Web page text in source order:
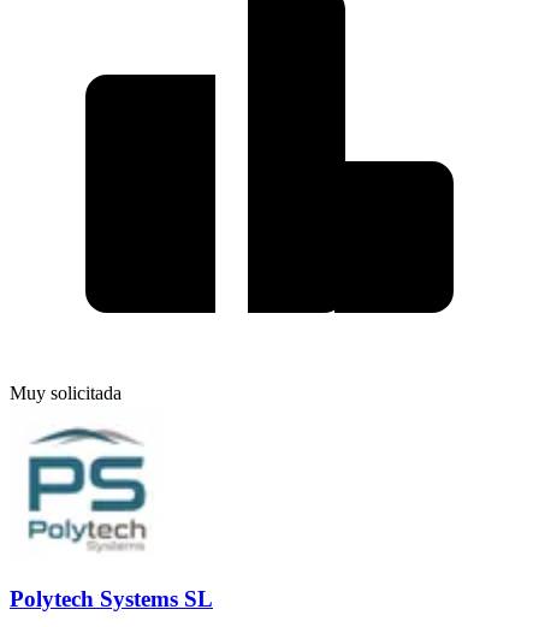
Muy solicitada
Polytech Systems SL